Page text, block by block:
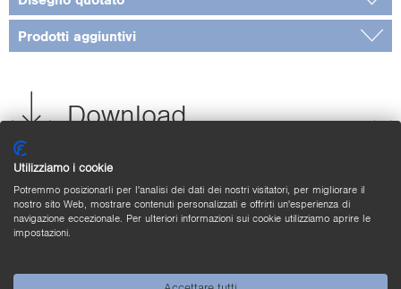
Prodotti aggiuntivi
Download
Applicazioni
Utilizziamo i cookie
Potremmo posizionarli per l'analisi dei dati dei nostri visitatori, per migliorare il
nostro sito Web, mostrare contenuti personalizzati e offrirti un'esperienza di
navigazione eccezionale. Per ulteriori informazioni sui cookie utilizziamo aprire le
impostazioni.